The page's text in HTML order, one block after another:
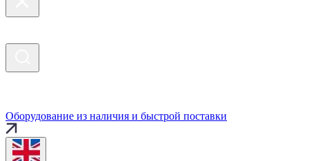
Оборудование из наличия и быстрой поставки